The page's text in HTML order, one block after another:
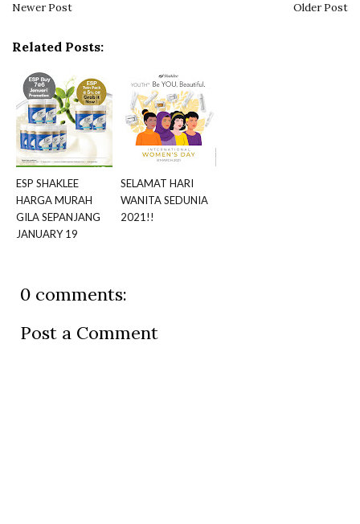
Newer Post Older Post
Related Posts:
ESP SHAKLEE
HARGA MURAH
GILA SEPANJANG
JANUARY 19
SELAMAT HARI
WANITA SEDUNIA
2021!!
0 comments:
Post a Comment